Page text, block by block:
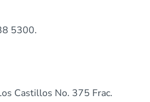
5300.
Castillos No. 375 Frac.